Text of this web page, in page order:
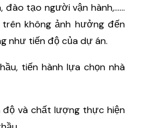
tạo người vận hành,......
không ảnh hưởng đến
như tiến độ của dự án.
tiến hành lựa chọn nhà
độ và chất lượng thực hiện